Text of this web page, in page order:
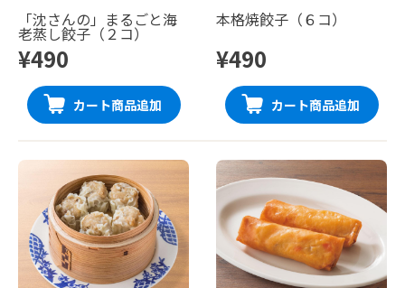
「沈さんの」まるごと海
老蒸し餃子（２コ）
¥490
カート商品追加
本格焼餃子（６コ）
¥490
カート商品追加